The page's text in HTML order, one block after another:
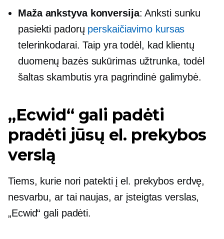
Maža ankstyva konversija: Anksti sunku
pasiekti padorų perskaičiavimo kursas
telerinkodarai. Taip yra todėl, kad klientų
duomenų bazės sukūrimas užtrunka, todėl
šaltas skambutis yra pagrindinė galimybė.
„Ecwid“ gali padėti
pradėti jūsų el. prekybos
verslą
Tiems, kurie nori patekti į el. prekybos erdvę,
nesvarbu, ar tai naujas, ar įsteigtas verslas,
„Ecwid“ gali padėti.